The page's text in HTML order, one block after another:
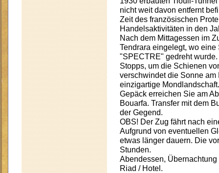
nicht weit davon entfernt
Zeit des französischen
Handelsaktivitäten in den
Nach dem Mittagessen im
Tendrara eingelegt, wo
"SPECTRE" gedreht
Stopps, um die Schienen
verschwindet die Sonne
einzigartige
Gepäck erreichen Sie am
Bouarfa. Transfer mit dem
der Gegend.
OBS! Der Zug fährt nach
Aufgrund von eventuellen
etwas länger dauern. Die
Stunden.
Abendessen,
Riad / Hotel.